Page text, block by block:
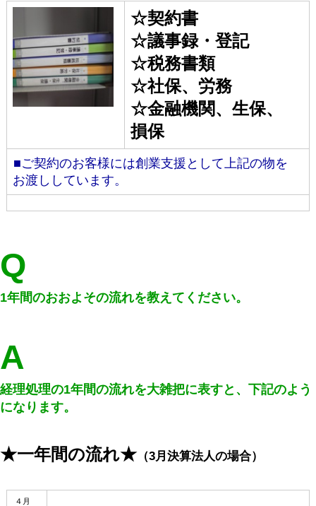
☆契約書
☆議事録・登記
☆税務書類
☆社保、労務
☆金融機関、生保、
損保
■ご契約のお客様には創業支援として上記の物を
お渡ししています。
Q
1年間のおおよその流れを教えてください。
A
経理処理の1年間の流れを大雑把に表すと、下記のよう
になります。
★一年間の流れ★（3月決算法人の場合）
４月